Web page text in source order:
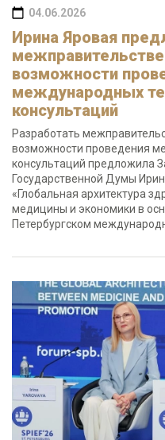
04.06.2026
Ирина Яровая
возможности
международных
консультаций
Разработать
возможности проведения
консультаций предложила
Государственной Думы
«Глобальная архитектура
медицины и экономики в
Петербургском